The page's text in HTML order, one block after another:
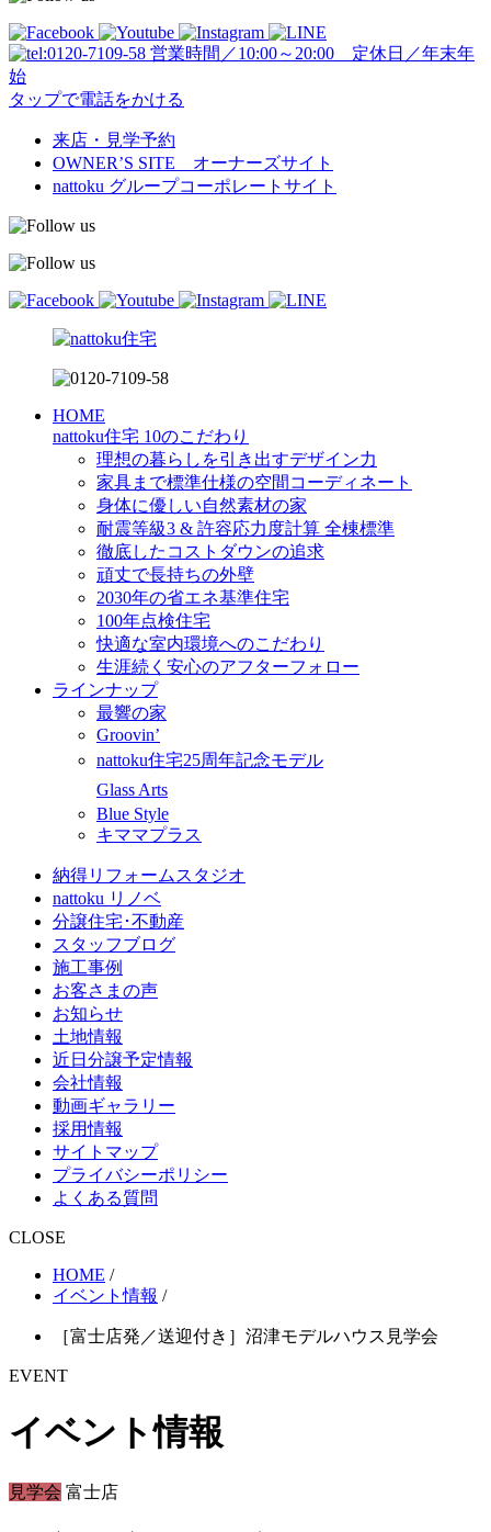
営業時間／10:00～20:00 定休日／年末年
始
タップで電話をかける
来店・見学予約
OWNER’S SITE オーナーズサイト
nattoku グループコーポレートサイト
HOME
nattoku住宅 10のこだわり
理想の暮らしを引き出すデザイン力
家具まで標準仕様の空間コーディネート
身体に優しい自然素材の家
耐震等級3 & 許容応力度計算 全棟標準
徹底したコストダウンの追求
頑丈で長持ちの外壁
2030年の省エネ基準住宅
100年点検住宅
快適な室内環境へのこだわり
生涯続く安心のアフターフォロー
ラインナップ
最響の家
Groovin’
nattoku住宅25周年記念モデル
Glass Arts
Blue Style
キママプラス
納得リフォームスタジオ
nattoku リノベ
分譲住宅･不動産
スタッフブログ
施工事例
お客さまの声
お知らせ
土地情報
近日分譲予定情報
会社情報
動画ギャラリー
採用情報
サイトマップ
プライバシーポリシー
よくある質問
CLOSE
HOME /
イベント情報 /
［富士店発／送迎付き］沼津モデルハウス見学会
EVENT
イベント情報
見学会 富士店